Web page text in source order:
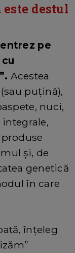
destul
pe
Acestea
puțină),
nuci,
integrale,
și, de
genetică
în care
înțeleg